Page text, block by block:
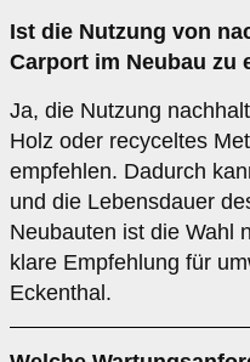
Ist die Nutzung von
Carport im Neubau zu
Ja, die Nutzung
Holz oder recyceltes
empfehlen. Dadurch
und die Lebensdauer
Neubauten ist die Wahl
klare Empfehlung für
Eckenthal.